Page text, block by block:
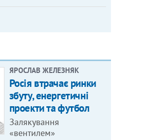
ЯРОСЛАВ ЖЕЛЕЗНЯК
Росія втрачає ринки
збуту, енергетичні
проекти та футбол
Залякування
«вентилем»